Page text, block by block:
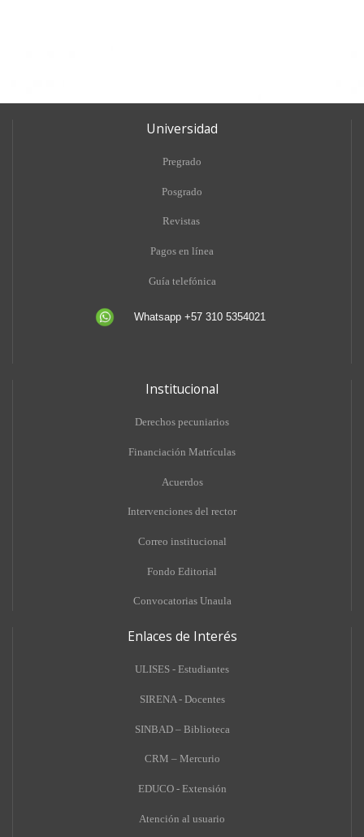
Universidad
Pregrado
Posgrado
Revistas
Pagos en línea
Guía telefónica
Whatsapp +57 310 5354021
Institucional
Derechos pecuniarios
Financiación Matrículas
Acuerdos
Intervenciones del rector
Correo institucional
Fondo Editorial
Convocatorias Unaula
Enlaces de Interés
ULISES - Estudiantes
SIRENA - Docentes
SINBAD – Biblioteca
CRM – Mercurio
EDUCO - Extensión
Atención al usuario